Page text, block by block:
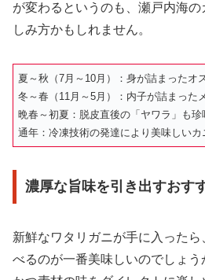
が変わるというのも、瀬戸内海
しみ方かもしれません。
夏～秋（7月～10月）：身が詰まったオ
冬～春（11月～5月）：内子が詰まった
晩春～初夏：脱皮直後の「ヤワラ」も
通年：冷凍技術の発達により美味しい
濃厚な旨味を引き出すおす
新鮮なワタリガニが手に入った
べるのが一番美味しいのでしょう